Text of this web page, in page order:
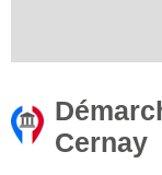
Cernay